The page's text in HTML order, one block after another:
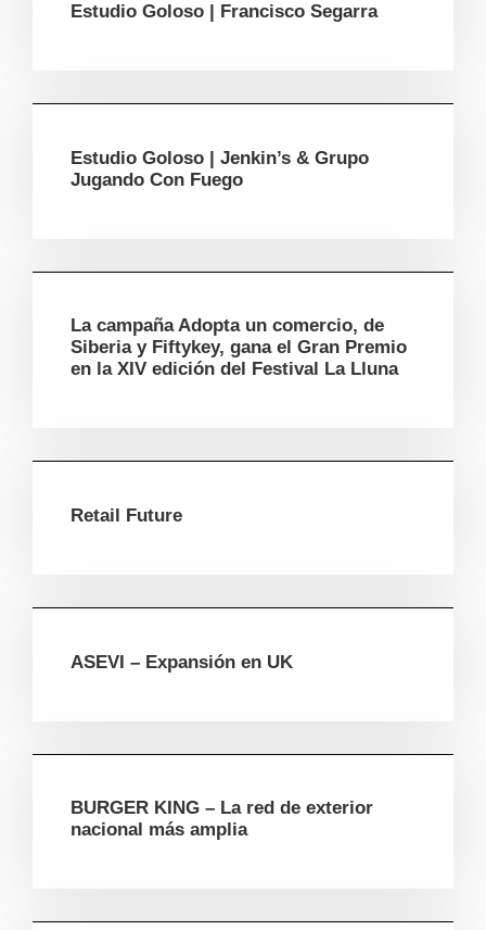
Estudio Goloso | Francisco Segarra
Estudio Goloso | Jenkin’s & Grupo
Jugando Con Fuego
La campaña Adopta un comercio, de
Siberia y Fiftykey, gana el Gran Premio
en la XIV edición del Festival La Lluna
Retail Future
ASEVI – Expansión en UK
BURGER KING – La red de exterior
nacional más amplia